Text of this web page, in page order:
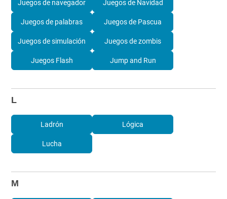
Juegos de navegador Juegos de Navidad
Juegos de palabras Juegos de Pascua
Juegos de simulación Juegos de zombis
Juegos Flash Jump and Run
L
Ladrón Lógica
Lucha
M